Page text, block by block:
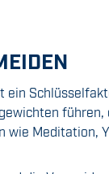
ein
wie Meditation,